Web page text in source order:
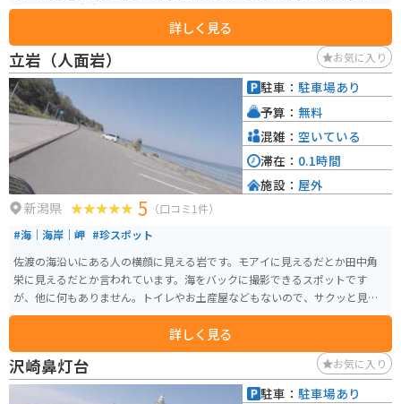
海沿いで、日本海を見ながらバイクで走ることができます。信号はほとんど
詳しく見る
立岩（人面岩） お気に入り
新潟県 5 （口コミ1件）
#海｜海岸｜岬 #珍スポット
佐渡の海沿いにある人の横顔に見える岩です。モアイに見えるだとか田中角
栄に見えるだとか言われています。海をバックに撮影できるスポットです
が、他に何もありません。トイレやお土産屋などもないので、サクッと見る
だけになります。
詳しく見る
駐車： 駐車場あり
予算： 無料
混雑： 空いている
滞在： 0.1時間
施設： 屋外
沢崎鼻灯台 お気に入り
駐車： 駐車場あり